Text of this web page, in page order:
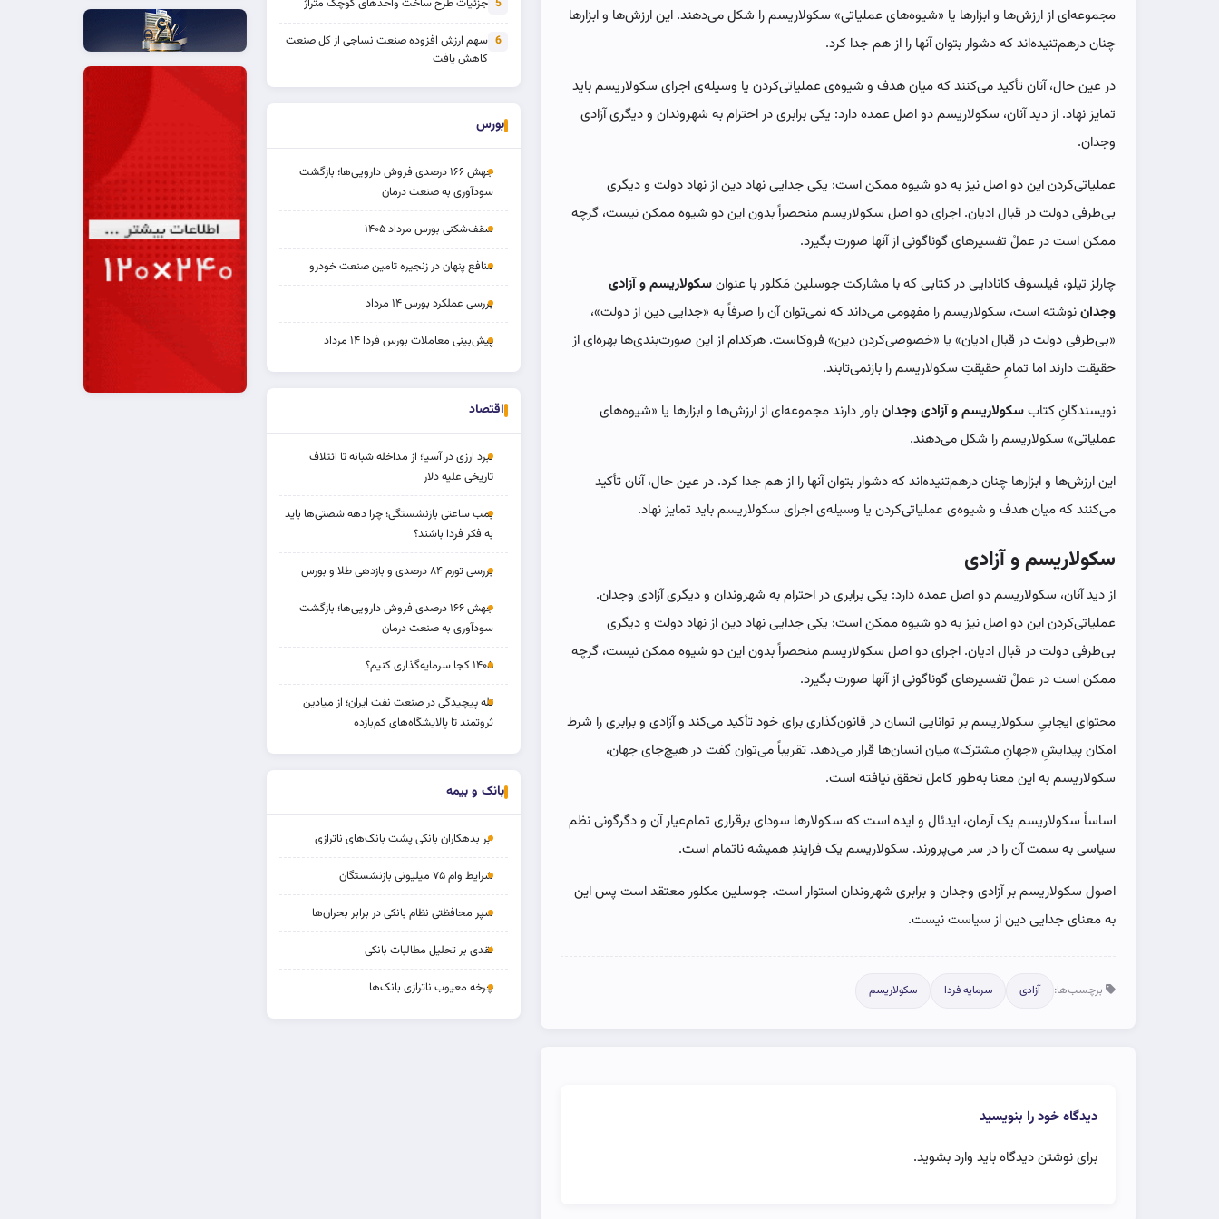
مجموعه‌ای از ارزش‌ها و ابزارها یا «شیوه‌های عملیاتی» سکولاریسم را شکل می‌دهند. این ارزش‌ها و ابزارها
چنان درهم‌تنیده‌اند که دشوار بتوان آنها را از هم جدا کرد.
در عین حال، آنان تأکید می‌کنند که میان هدف و شیوه‌ی عملیاتی‌کردن یا وسیله‌ی اجرای سکولاریسم باید
تمایز نهاد. از دید آنان، سکولاریسم دو اصل عمده دارد: یکی برابری در احترام به شهروندان و دیگری آزادی
وجدان.
عملیاتی‌کردن این دو اصل نیز به دو شیوه ممکن است: یکی جدایی نهاد دین از نهاد دولت و دیگری
بی‌طرفی دولت در قبال ادیان. اجرای دو اصل سکولاریسم منحصراً بدون این دو شیوه ممکن نیست، گرچه
ممکن است در عملْ تفسیرهای گوناگونی از آنها صورت بگیرد.
چارلز تیلو، فیلسوف کانادایی در کتابی که با مشارکت جوسلین مَکلور با عنوانسکولاریسم و آزادی
وجداننوشته است، سکولاریسم را مفهومی می‌داند که نمی‌توان آن را صرفاً به «جدایی دین از دولت»،
«بی‌طرفی دولت در قبال ادیان» یا «خصوصی‌کردن دین» فروکاست. هرکدام از این صورت‌بندی‌ها بهره‌ای از
حقیقت دارند اما تمامِ حقیقتِ سکولاریسم را بازنمی‌تابند.
نویسندگانِ کتابسکولاریسم و آزادی وجدانباور دارند مجموعه‌ای از ارزش‌ها و ابزارها یا «شیوه‌های
عملیاتی» سکولاریسم را شکل می‌دهند.
این ارزش‌ها و ابزارها چنان درهم‌تنیده‌اند که دشوار بتوان آنها را از هم جدا کرد. در عین حال، آنان تأکید
می‌کنند که میان هدف و شیوه‌ی عملیاتی‌کردن یا وسیله‌ی اجرای سکولاریسم باید تمایز نهاد.
سکولاریسم و آزادی
از دید آنان، سکولاریسم دو اصل عمده دارد: یکی برابری در احترام به شهروندان و دیگری آزادی وجدان.
عملیاتی‌کردن این دو اصل نیز به دو شیوه ممکن است: یکی جدایی نهاد دین از نهاد دولت و دیگری
بی‌طرفی دولت در قبال ادیان. اجرای دو اصل سکولاریسم منحصراً بدون این دو شیوه ممکن نیست، گرچه
ممکن است در عملْ تفسیرهای گوناگونی از آنها صورت بگیرد.
محتوای ایجابیِ سکولاریسم بر توانایی انسان در قانون‌گذاری برای خود تأکید می‌کند و آزادی و برابری را شرط
امکان پیدایشِ «جهانِ مشترک» میان انسان‌ها قرار می‌دهد. تقریباً می‌توان گفت در هیچ‌جای جهان،
سکولاریسم به این معنا به‌طور کامل تحقق نیافته است.
اساساً سکولاریسم یک آرمان، ایدئال و ایده است که سکولارها سودای برقراری تمام‌عیار آن و دگرگونی نظم
سیاسی به سمت آن را در سر می‌پرورند. سکولاریسم یک فرایندِ همیشه ناتمام است.
اصول سکولاریسم بر آزادی وجدان و برابری شهروندان استوار است. جوسلین مکلور معتقد است پس این
به معنای جدایی دین از سیاست نیست.
برچسب‌ها: آزادی سرمایه فردا سکولاریسم
دیدگاه خود را بنویسید
برای نوشتن دیدگاه باید وارد بشوید.
5
6 سهم ارزش افزوده صنعت نساجی از کل صنعت
کاهش یافت
بورس
جهش ۱۶۶ درصدی فروش دارویی‌ها؛ بازگشت
سودآوری به صنعت درمان
سقف‌شکنی بورس مرداد ۱۴۰۵
منافع پنهان در زنجیره تامین صنعت خودرو
بررسی عملکرد بورس ۱۴ مرداد
پیش‌بینی معاملات بورس فردا ۱۴ مرداد
اقتصاد
نبرد ارزی در آسیا؛ از مداخله‌ شبانه تا ائتلاف
تاریخی علیه دلار
بمب ساعتی بازنشستگی؛ چرا دهه شصتی‌ها باید
به فکر فردا باشند؟
بررسی تورم ۸۴ درصدی و بازدهی طلا و بورس
جهش ۱۶۶ درصدی فروش دارویی‌ها؛ بازگشت
سودآوری به صنعت درمان
۱۴۰۵ کجا سرمایه‌گذاری کنیم؟
تله پیچیدگی در صنعت نفت ایران؛ از میادین
ثروتمند تا پالایشگاه‌های کم‌بازده
بانک و بیمه
ابر بدهکاران بانکی پشت بانک‌های ناترازی
شرایط وام ۷۵ میلیونی بازنشستگان
سپر محافظتی نظام بانکی در برابر بحران‌ها
نقدی بر تحلیل مطالبات بانکی
چرخه‌ معیوب ناترازی بانک‌ها